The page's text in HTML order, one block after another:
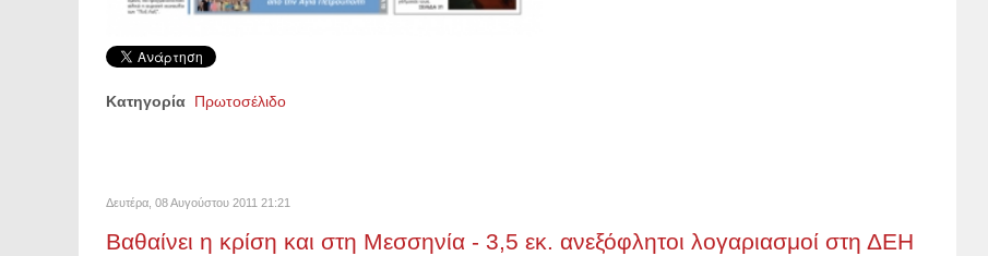
Κατηγορία Πρωτοσέλιδο
Δευτέρα, 08 Αυγούστου 2011 21:21
Βαθαίνει η κρίση και στη Μεσσηνία - 3,5 εκ. ανεξόφλητοι λογαριασμοί στη ΔΕΗ